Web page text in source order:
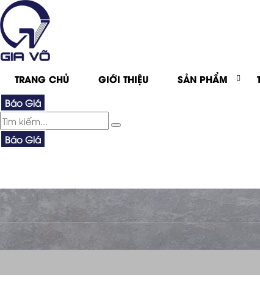
TRANG CHỦ GIỚI THIỆU SẢN PHẨM
Báo Giá
Báo Giá